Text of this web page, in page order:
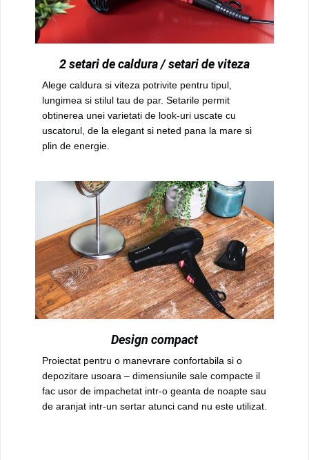
2 setari de caldura / setari de viteza
Alege caldura si viteza potrivite pentru tipul,
lungimea si stilul tau de par. Setarile permit
obtinerea unei varietati de look-uri uscate cu
uscatorul, de la elegant si neted pana la mare si
plin de energie.
Design compact
Proiectat pentru o manevrare confortabila si o
depozitare usoara – dimensiunile sale compacte il
fac usor de impachetat intr-o geanta de noapte sau
de aranjat intr-un sertar atunci cand nu este utilizat.